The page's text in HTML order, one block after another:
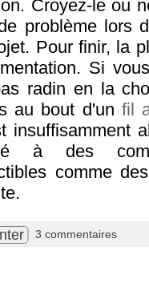
Croyez-le ou
problème lors
Pour finir, la
Si
radin en la
au bout d'un fil
insuffisamment
à des
comme
3 commentaires